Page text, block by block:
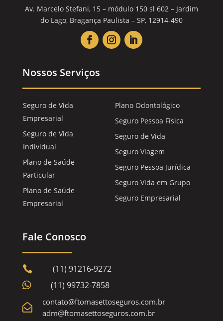
Av. Marcelo Stefani, 15 – módulo 150 sl 602 – Jardim
do Lago, Bragança Paulista – SP, 12914-490
Nossos Serviços
Seguro de Vida
Empresarial
Seguro de Vida
Individual
Plano de Saúde
Particular
Plano de Saúde
Empresarial
Plano Odontológico
Seguro Pessoa Física
Seguro de Vida
Seguro Viagem
Seguro Pessoa Jurídica
Seguro Vida em Grupo
Seguro Empresarial
Fale Conosco
 (11) 91216-9272
 (11) 99732-7858

contato@ftomasettoseguros.com.br
adm@ftomasettoseguros.com.br